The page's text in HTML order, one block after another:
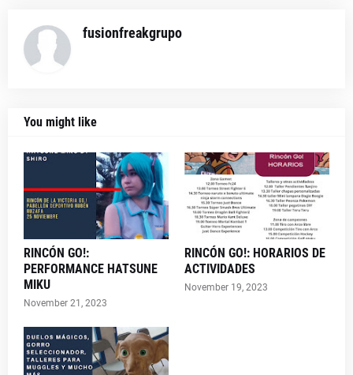
fusionfreakgrupo
You might like
RINCÓN GO!:
PERFORMANCE HATSUNE
MIKU
November 21, 2023
RINCÓN GO!: HORARIOS DE
ACTIVIDADES
November 19, 2023